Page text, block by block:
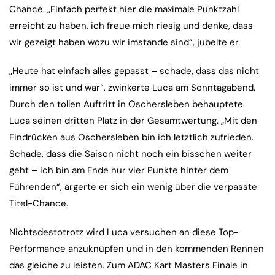
Chance. „Einfach perfekt hier die maximale Punktzahl
erreicht zu haben, ich freue mich riesig und denke, dass
wir gezeigt haben wozu wir imstande sind“, jubelte er.
„Heute hat einfach alles gepasst – schade, dass das nicht
immer so ist und war“, zwinkerte Luca am Sonntagabend.
Durch den tollen Auftritt in Oschersleben behauptete
Luca seinen dritten Platz in der Gesamtwertung. „Mit den
Eindrücken aus Oschersleben bin ich letztlich zufrieden.
Schade, dass die Saison nicht noch ein bisschen weiter
geht – ich bin am Ende nur vier Punkte hinter dem
Führenden“, ärgerte er sich ein wenig über die verpasste
Titel-Chance.
Nichtsdestotrotz wird Luca versuchen an diese Top-
Performance anzuknüpfen und in den kommenden Rennen
das gleiche zu leisten. Zum ADAC Kart Masters Finale in